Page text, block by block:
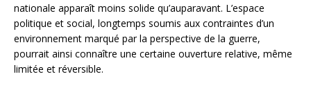
nationale apparaît moins solide qu’auparavant. L’espace
politique et social, longtemps soumis aux contraintes d’un
environnement marqué par la perspective de la guerre,
pourrait ainsi connaître une certaine ouverture relative, même
limitée et réversible.